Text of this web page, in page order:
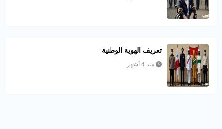
تعريف الهوية الوطنية
منذ 4 أشهر